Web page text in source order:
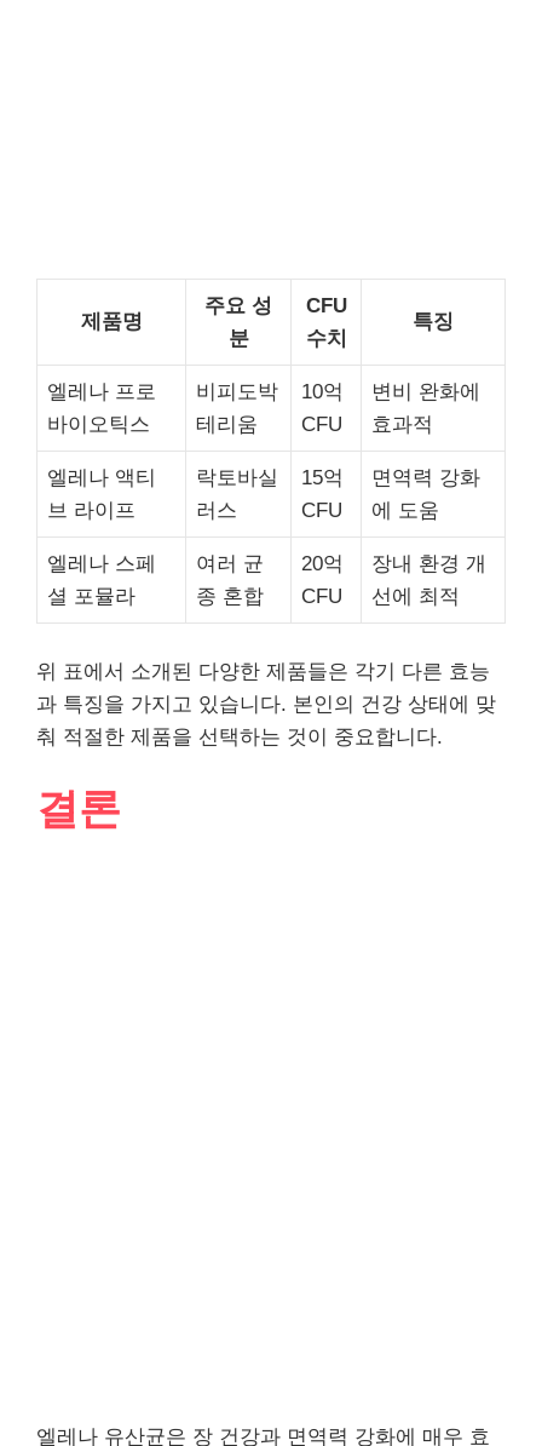
제품명
주요 성
분
CFU
수치
특징
엘레나 프로
바이오틱스
비피도박
테리움
10억
CFU
변비 완화에
효과적
엘레나 액티
브 라이프
락토바실
러스
15억
CFU
면역력 강화
에 도움
엘레나 스페
셜 포뮬라
여러 균
종 혼합
20억
CFU
장내 환경 개
선에 최적
위 표에서 소개된 다양한 제품들은 각기 다른 효능
과 특징을 가지고 있습니다. 본인의 건강 상태에 맞
춰 적절한 제품을 선택하는 것이 중요합니다.
결론
엘레나 유산균은 장 건강과 면역력 강화에 매우 효